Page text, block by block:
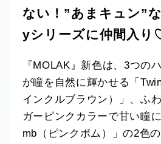
ない！”あまキュン”
yシリーズに仲間入り
『MOLAK』新色は、3つの
が瞳を自然に輝かせる「
インクルブラウン）」、ふ
ガーピンクカラーで甘い瞳
mb（ピンクボム）」の2色